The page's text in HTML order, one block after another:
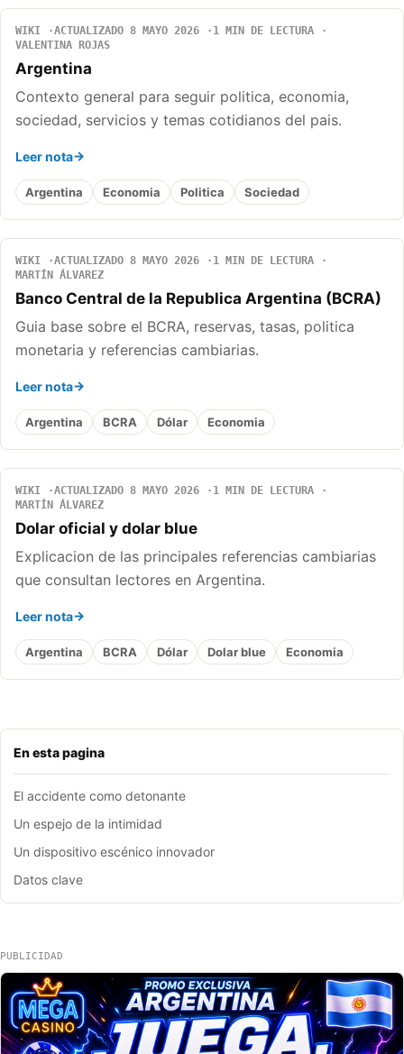
En esta pagina
El accidente como detonante
Un espejo de la intimidad
Un dispositivo escénico innovador
Datos clave
WIKI ACTUALIZADO 8 MAYO 2026
1 MIN DE LECTURA
VALENTINA ROJAS
Argentina
Contexto general para seguir politica, economia,
sociedad, servicios y temas cotidianos del pais.
Leer nota
Argentina Economia Politica Sociedad
WIKI ACTUALIZADO 8 MAYO 2026
1 MIN DE LECTURA
MARTÍN ÁLVAREZ
Banco Central de la Republica Argentina (BCRA)
Guia base sobre el BCRA, reservas, tasas, politica
monetaria y referencias cambiarias.
Leer nota
Argentina BCRA Dólar Economia
WIKI ACTUALIZADO 8 MAYO 2026
1 MIN DE LECTURA
MARTÍN ÁLVAREZ
Dolar oficial y dolar blue
Explicacion de las principales referencias cambiarias
que consultan lectores en Argentina.
Leer nota
Argentina BCRA Dólar Dolar blue Economia
PUBLICIDAD